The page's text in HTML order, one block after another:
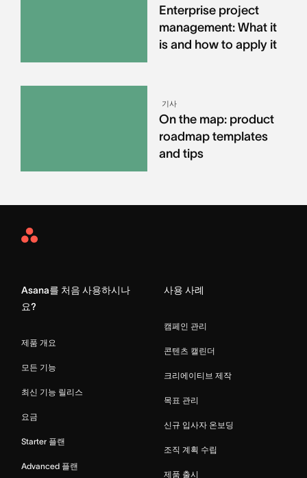
Enterprise project
management: What it
is and how to apply it
기사
On the map: product
roadmap templates
and tips
Asana
Asana를 처음 사용하시나
요?
제품 개요
모든 기능
최신 기능 릴리스
요금
Starter 플랜
Advanced 플랜
사용 사례
캠페인 관리
콘텐츠 캘린더
크리에이티브 제작
목표 관리
신규 입사자 온보딩
조직 계획 수립
제품 출시